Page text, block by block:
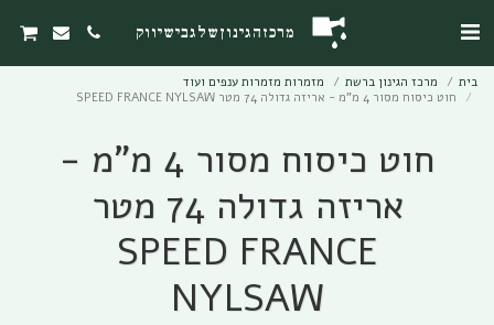
מרכז הגינון של גבי שיווק
בית מרכז הגינון ברשת
מזמרות מזמרות ענפים ועוד
חוט כיסוח מסור 4 מ"מ - אריזה גדולה 74 מטר SPEED FRANCE NYLSAW
חוט כיסוח מסור 4 מ"מ -
אריזה גדולה 74 מטר
SPEED FRANCE
NYLSAW